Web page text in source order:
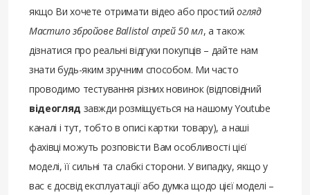
якщо Ви хочете отримати відео або простийогляд
Мастило збройове Ballistol спрей 50 мл, а також
дізнатися про реальні відгуки покупців – дайте нам
знати будь-яким зручним способом. Ми часто
проводимо тестування різних новинок (відповідний
відеогляд завжди розміщується на нашому Youtube
каналі і тут, тобто в описі картки товару), а наші
фахівці можуть розповісти Вам особливості цієї
моделі, її сильні та слабкі сторони. У випадку, якщо у
вас є досвід експлуатації або думка щодо цієї моделі –